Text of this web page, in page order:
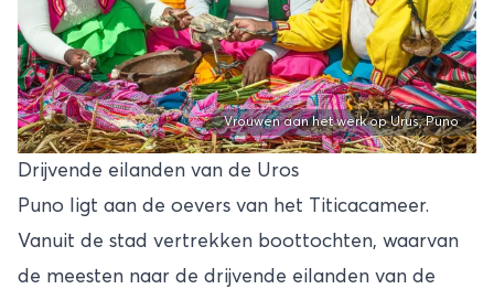
Vrouwen aan het werk op Urus, Puno
Drijvende eilanden van de Uros
Puno ligt aan de oevers van het Titicacameer.
Vanuit de stad vertrekken boottochten, waarvan
de meesten naar de drijvende eilanden van de